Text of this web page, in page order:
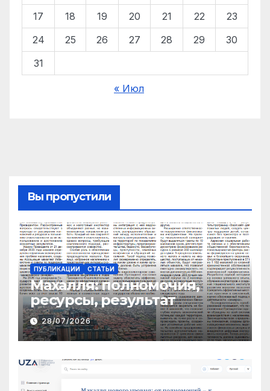
17
18 19 20 21 22
23
24
25 26 27 28 29
30
31
« Июл
Вы пропустили
ПУБЛИКАЦИИ СТАТЬИ
Махалля:полномочия,
ресурсы, результат
28/07/2026